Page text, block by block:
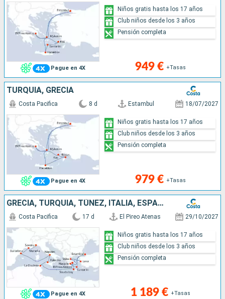
Pague en 4X 949 € +Tasas
Niños gratis hasta los 17 años
Club niños desde los 3 años
Pensión completa
TURQUÍA, GRECIA
Pague en 4X
Costa Pacifica 8 d Estambul 18/07/2027
979 € +Tasas
Niños gratis hasta los 17 años
Club niños desde los 3 años
Pensión completa
GRECIA, TURQUÍA, TÚNEZ, ITALIA, ESPAÑA, FRANCIA
Pague en 4X
Costa Pacifica 17 d El Pireo Atenas 29/10/2027
1 189 € +Tasas
Niños gratis hasta los 17 años
Club niños desde los 3 años
Pensión completa